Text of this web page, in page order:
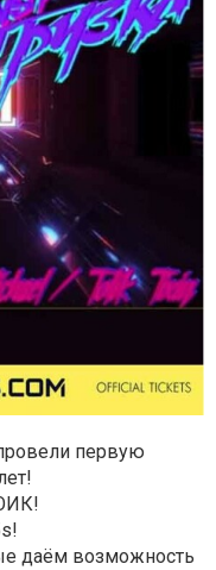
первую
даём возможность